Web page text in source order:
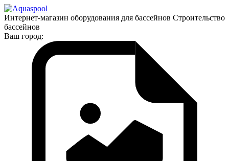
Интернет-магазин оборудования для бассейнов Строительство
бассейнов
Ваш город: